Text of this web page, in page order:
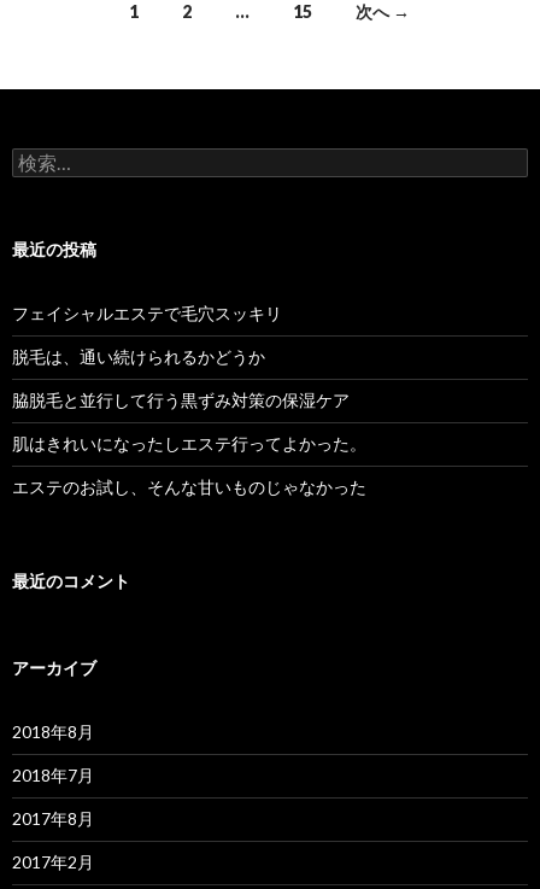
ナ
ゲ
シ
ョ
ン
1 2 … 15 次へ →
検
索:
最近の投稿
フェイシャルエステで毛穴スッキリ
脱毛は、通い続けられるかどうか
脇脱毛と並行して行う黒ずみ対策の保湿ケア
肌はきれいになったしエステ行ってよかった。
エステのお試し、そんな甘いものじゃなかった
最近のコメント
アーカイブ
2018年8月
2018年7月
2017年8月
2017年2月